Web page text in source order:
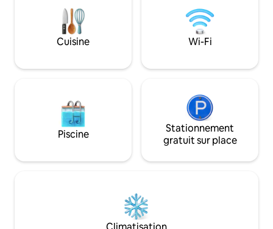
particulier les étoiles, et d'une base
parfaite pour la randonnée, la navigation
de plaisance, la détente, les bains de
soleil et la dégustation de la cuisine
usage exclusif
barbecue,
Cuisine Wi-Fi
Piscine
Stationnement
gratuit sur place